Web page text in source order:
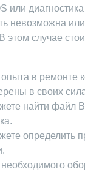
или
невозможна или
этом случае
опыта в ремонте
в своих
найти файл
определить
необходимого